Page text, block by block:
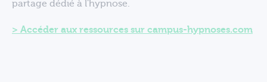
partage dédié à l'hypnose.
Accéder aux ressources sur campus-hypnoses.com